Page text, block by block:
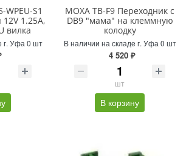
WPEU-S1
1.25A,
вилка
г. Уфа 0 шт
MOXA TB-F9 Переходник с
DB9 "мама" на клеммную
колодку
В наличии на складе г. Уфа 0 шт
4 520 ₽
шт
В корзину